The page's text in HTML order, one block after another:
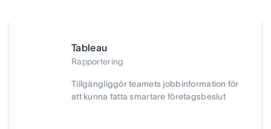
Tableau
Rapportering
Tillgängliggör teamets jobbinformation för
att kunna fatta smartare företagsbeslut